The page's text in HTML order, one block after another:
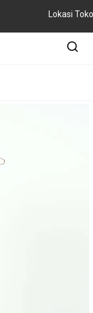
Lokasi Toko